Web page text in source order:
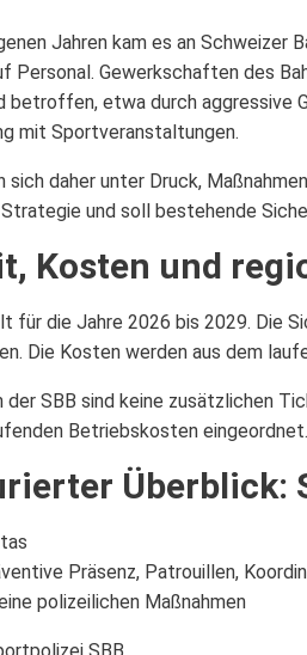
Jahren kam es an Schweizer
Personal. Gewerkschaften des
betroffen, etwa durch aggressive
mit Sportveranstaltungen.
sich daher unter Druck,
und soll bestehende
Kosten und
für die Jahre 2026 bis 2029. Die
Die Kosten werden aus dem
der SBB sind keine zusätzlichen
Betriebskosten
Überblick:
Präsenz, Patrouillen,
polizeilichen Maßnahmen
SBB